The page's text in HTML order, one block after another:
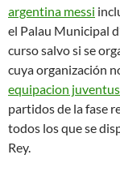
argentina messi
el Palau Municipal
curso salvo si se
cuya organización
equipacion juventus
partidos de la fase
todos los que se
Rey.